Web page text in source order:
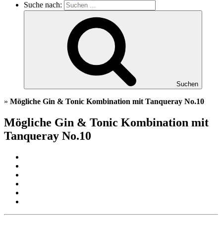
Suche nach:
Suchen
» Mögliche Gin & Tonic Kombination mit Tanqueray No.10
Mögliche Gin & Tonic Kombination mit
Tanqueray No.10